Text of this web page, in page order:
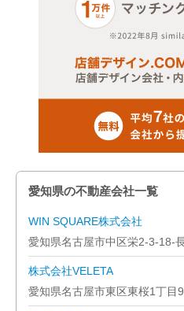
愛知県の不動産会社一覧
WIN SQUARE株式会社
愛知県名古屋市中区栄2-3-18-
株式会社VELETA
愛知県名古屋市東区東桜1丁目